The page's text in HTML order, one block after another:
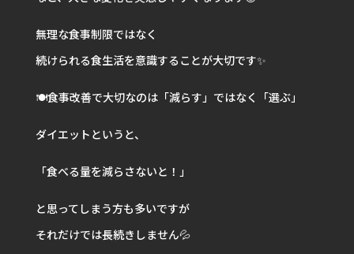
無理な食事制限ではなく
続けられる食生活を意識することが大切です✨
🍽️食事改善で大切なのは「減らす」ではなく「選ぶ」
ダイエットというと、
「食べる量を減らさないと！」
と思ってしまう方も多いですが
それだけでは長続きしません💦